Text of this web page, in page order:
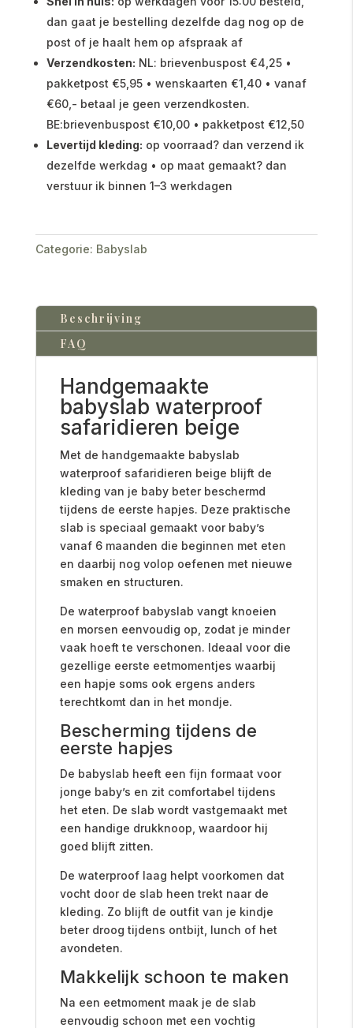
dan gaat je bestelling dezelfde dag nog op de
post of je haalt hem op afspraak af
Verzendkosten: NL: brievenbuspost €4,25 •
pakketpost €5,95 • wenskaarten €1,40 • vanaf
€60,- betaal je geen verzendkosten.
BE:brievenbuspost €10,00 • pakketpost €12,50
Levertijd kleding: op voorraad? dan verzend ik
dezelfde werkdag • op maat gemaakt? dan
verstuur ik binnen 1–3 werkdagen
Categorie: Babyslab
Beschrijving
FAQ
Handgemaakte
babyslab waterproof
safaridieren beige
Met de handgemaakte babyslab
waterproof safaridieren beige blijft de
kleding van je baby beter beschermd
tijdens de eerste hapjes. Deze praktische
slab is speciaal gemaakt voor baby’s
vanaf 6 maanden die beginnen met eten
en daarbij nog volop oefenen met nieuwe
smaken en structuren.
De waterproof babyslab vangt knoeien
en morsen eenvoudig op, zodat je minder
vaak hoeft te verschonen. Ideaal voor die
gezellige eerste eetmomentjes waarbij
een hapje soms ook ergens anders
terechtkomt dan in het mondje.
Bescherming tijdens de
eerste hapjes
De babyslab heeft een fijn formaat voor
jonge baby’s en zit comfortabel tijdens
het eten. De slab wordt vastgemaakt met
een handige drukknoop, waardoor hij
goed blijft zitten.
De waterproof laag helpt voorkomen dat
vocht door de slab heen trekt naar de
kleding. Zo blijft de outfit van je kindje
beter droog tijdens ontbijt, lunch of het
avondeten.
Makkelijk schoon te maken
Na een eetmoment maak je de slab
eenvoudig schoon met een vochtig